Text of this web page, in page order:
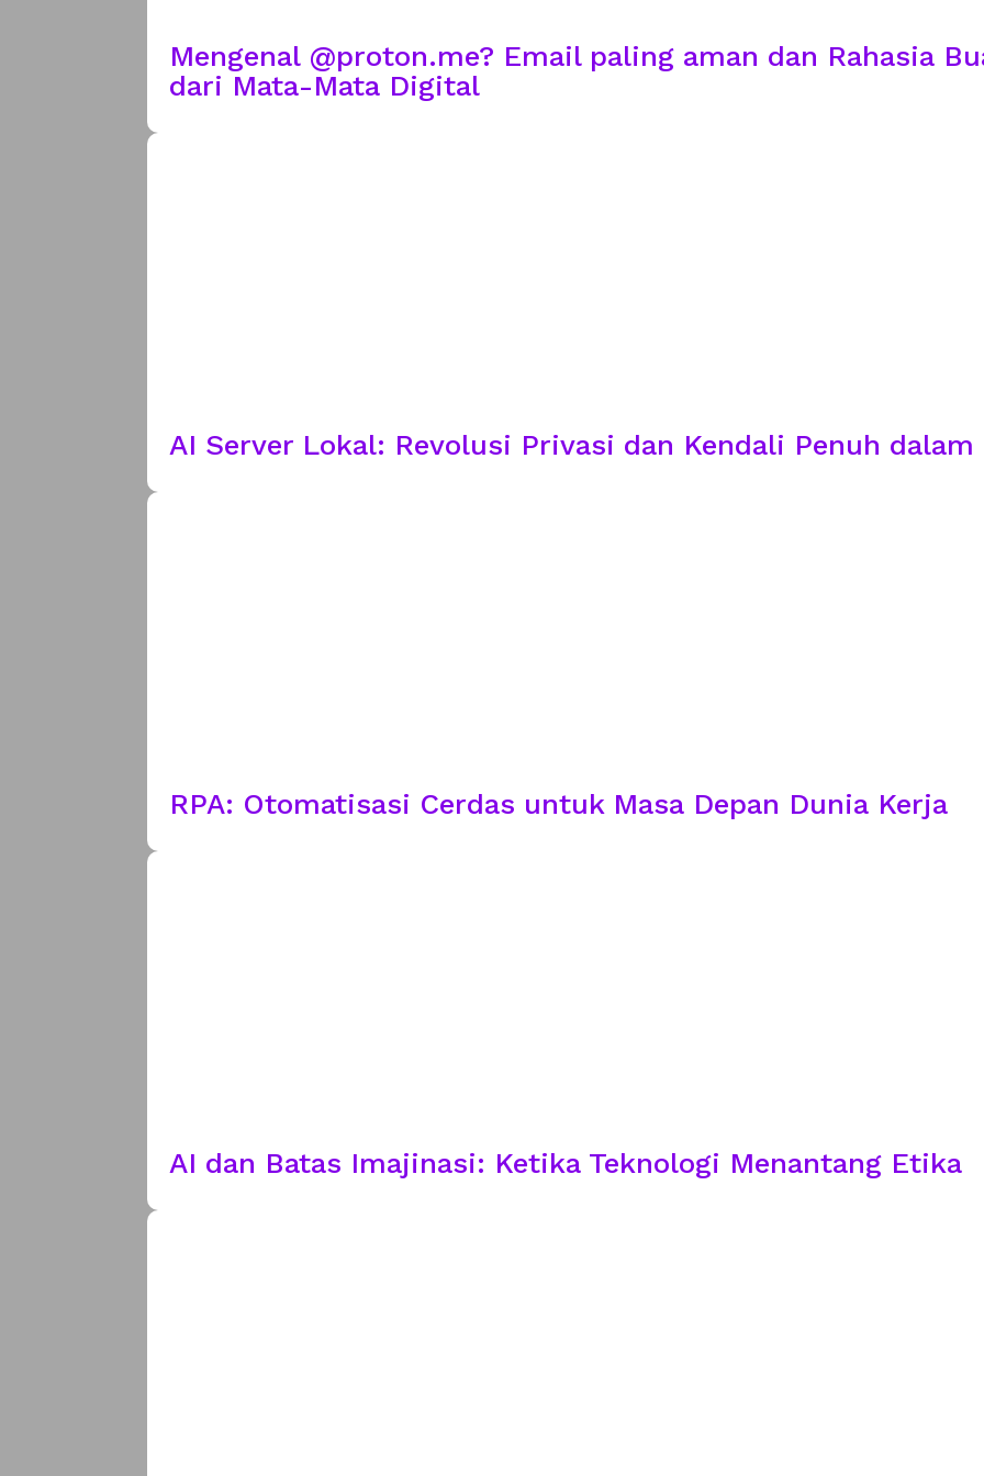
Mengenal @proton.me? Email paling aman dan Rahasia
dari Mata-Mata Digital
AI Server Lokal: Revolusi Privasi dan Kendali Penuh dalam
RPA: Otomatisasi Cerdas untuk Masa Depan Dunia Kerja
AI dan Batas Imajinasi: Ketika Teknologi Menantang Etika